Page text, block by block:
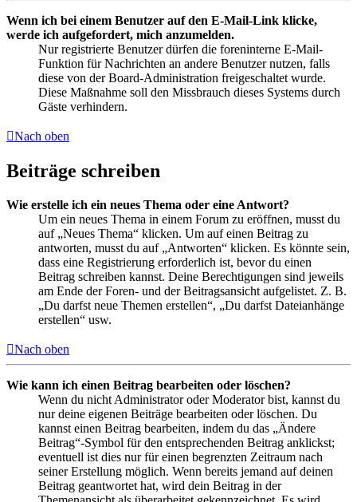
Wenn ich bei einem Benutzer auf den E-Mail-Link klicke,
werde ich aufgefordert, mich anzumelden.
Nur registrierte Benutzer dürfen die foreninterne E-Mail-
Funktion für Nachrichten an andere Benutzer nutzen, falls
diese von der Board-Administration freigeschaltet wurde.
Diese Maßnahme soll den Missbrauch dieses Systems durch
Gäste verhindern.
Nach oben
Beiträge schreiben
Wie erstelle ich ein neues Thema oder eine Antwort?
Um ein neues Thema in einem Forum zu eröffnen, musst du
auf „Neues Thema“ klicken. Um auf einen Beitrag zu
antworten, musst du auf „Antworten“ klicken. Es könnte sein,
dass eine Registrierung erforderlich ist, bevor du einen
Beitrag schreiben kannst. Deine Berechtigungen sind jeweils
am Ende der Foren- und der Beitragsansicht aufgelistet. Z. B.
„Du darfst neue Themen erstellen“, „Du darfst Dateianhänge
erstellen“ usw.
Nach oben
Wie kann ich einen Beitrag bearbeiten oder löschen?
Wenn du nicht Administrator oder Moderator bist, kannst du
nur deine eigenen Beiträge bearbeiten oder löschen. Du
kannst einen Beitrag bearbeiten, indem du das „Ändere
Beitrag“-Symbol für den entsprechenden Beitrag anklickst;
eventuell ist dies nur für einen begrenzten Zeitraum nach
seiner Erstellung möglich. Wenn bereits jemand auf deinen
Beitrag geantwortet hat, wird dein Beitrag in der